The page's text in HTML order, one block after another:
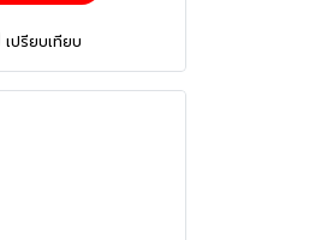
เปรียบเทียบ